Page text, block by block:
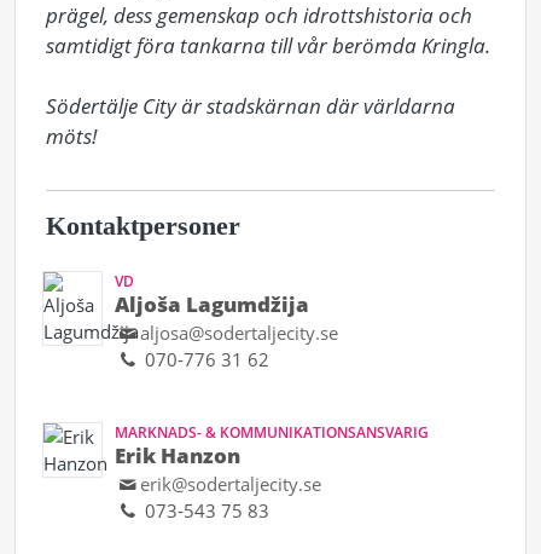
prägel, dess gemenskap och idrottshistoria och
samtidigt föra tankarna till vår berömda Kringla.
Södertälje City är stadskärnan där världarna
möts!
Kontaktpersoner
VD
Aljoša Lagumdžija
aljosa@sodertaljecity.se
070-776 31 62
MARKNADS- & KOMMUNIKATIONSANSVARIG
Erik Hanzon
erik@sodertaljecity.se
073-543 75 83